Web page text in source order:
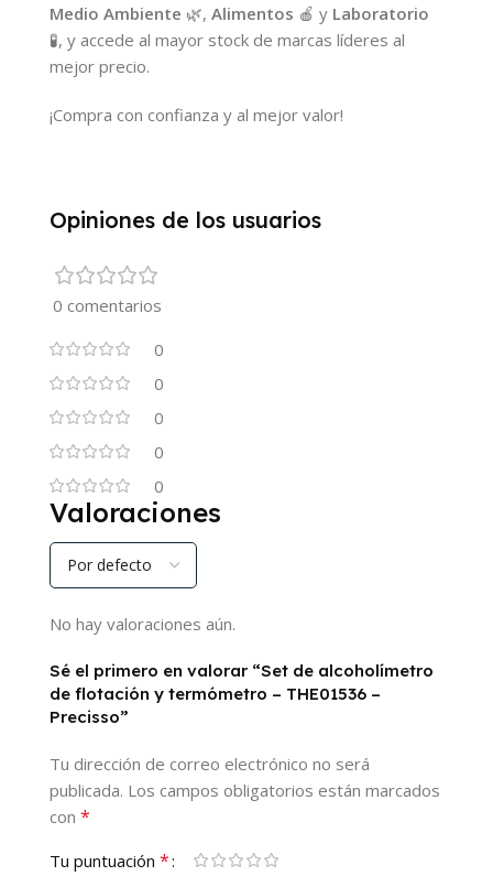
Medio Ambiente 🌿, Alimentos 🍎 y Laboratorio
🧪, y accede al mayor stock de marcas líderes al
mejor precio.
¡Compra con confianza y al mejor valor!
Opiniones de los usuarios
0 comentarios
0
0
0
0
0
Valoraciones
No hay valoraciones aún.
Sé el primero en valorar “Set de alcoholímetro
de flotación y termómetro – THE01536 –
Precisso”
Tu dirección de correo electrónico no será
publicada. Los campos obligatorios están marcados
con *
Tu puntuación *